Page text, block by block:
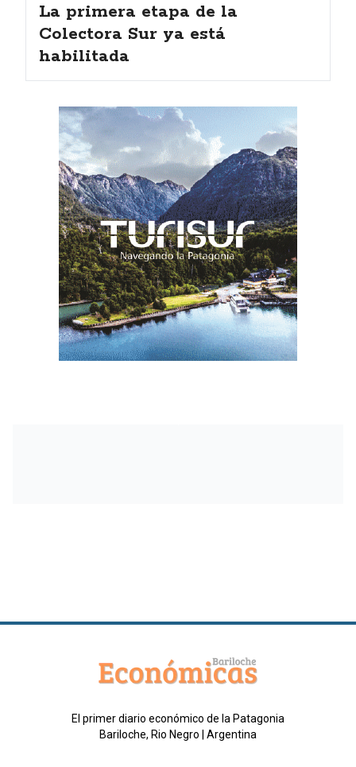
La primera etapa de la
Colectora Sur ya está
habilitada
El primer diario económico de la Patagonia
Bariloche, Rio Negro | Argentina